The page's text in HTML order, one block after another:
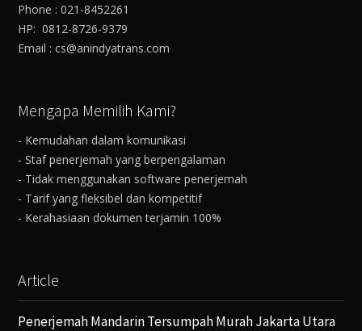
Phone : 021-8452261
HP: 0812-8726-9379
Email : cs@anindyatrans.com
Mengapa Memilih Kami?
- Kemudahan dalam komunikasi
- Staf penerjemah yang berpengalaman
- Tidak menggunakan software penerjemah
- Tarif yang fleksibel dan kompetitif
- Kerahasiaan dokumen terjamin 100%
Article
Penerjemah Mandarin Tersumpah Murah Jakarta Utara